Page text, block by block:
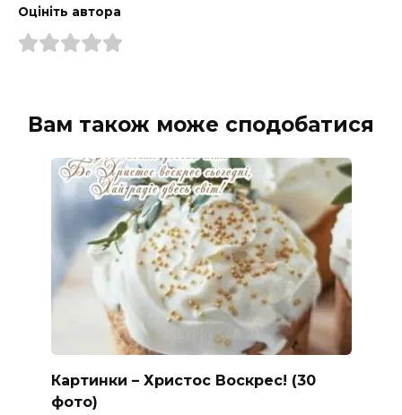
Оцініть автора
Вам також може сподобатися
Картинки – Христос Воскрес! (30
фото)